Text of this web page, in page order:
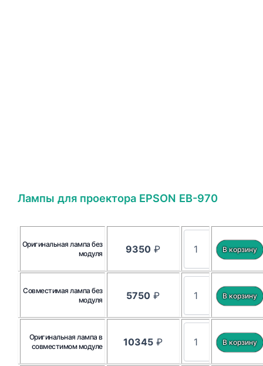
Лампы для проектора EPSON EB-970
Оригинальная лампа без
модуля
9350 ₽
Совместимая лампа без
модуля
5750 ₽
Оригинальная лампа в
совместимом модуле
10345 ₽